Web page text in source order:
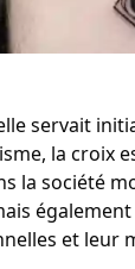
servait
la croix
la société
et leur